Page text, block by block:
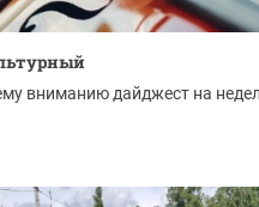
вниманию дайджест на